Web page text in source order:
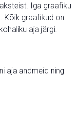
Iga graafiku
Kõik graafikud on
aja järgi.
aja andmeid ning